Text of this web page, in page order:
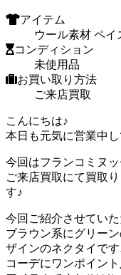
アイテム
ウール素材 ペイ
コンディション
未使用品
お買い取り方法
ご来店買取
こんにちは♪
本日も元気に営業中し
今回はフランコミヌ
ご来店買取にて買取
す♪
今回ご紹介させていた
ブラウン系にグリー
ザインのネクタイです
コーデにワンポイン